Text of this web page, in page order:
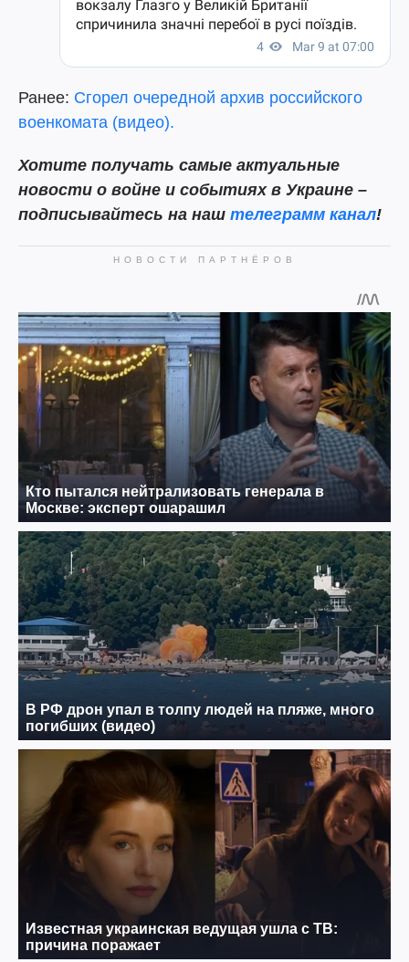
Ранее: Сгорел очередной архив российского
военкомата (видео).
Хотите получать самые актуальные
новости о войне и событиях в Украине –
подписывайтесь на наш телеграмм канал!